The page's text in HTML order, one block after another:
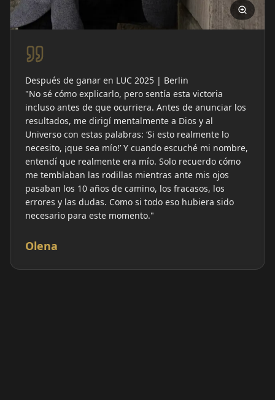
Reseña
Después de ganar en LUC 2025 | Berlin
"No sé cómo explicarlo, pero sentía esta victoria
incluso antes de que ocurriera. Antes de anunciar los
resultados, me dirigí mentalmente a Dios y al
Universo con estas palabras: ‘Si esto realmente lo
necesito, ¡que sea mío!’ Y cuando escuché mi nombre,
entendí que realmente era mío. Solo recuerdo cómo
me temblaban las rodillas mientras ante mis ojos
pasaban los 10 años de camino, los fracasos, los
errores y las dudas. Como si todo eso hubiera sido
necesario para este momento."
Olena